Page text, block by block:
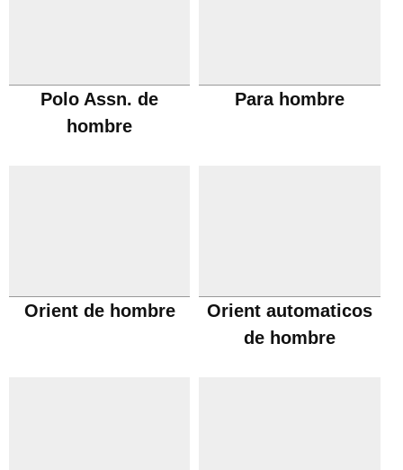
Polo Assn. de
hombre
Para hombre
Orient de hombre
Orient automaticos
de hombre